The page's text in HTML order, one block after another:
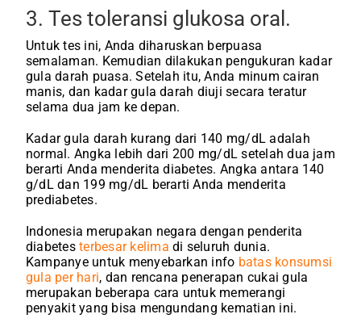
3. Tes toleransi glukosa oral.
Untuk tes ini, Anda diharuskan berpuasa
semalaman. Kemudian dilakukan pengukuran kadar
gula darah puasa. Setelah itu, Anda minum cairan
manis, dan kadar gula darah diuji secara teratur
selama dua jam ke depan.
Kadar gula darah kurang dari 140 mg/dL adalah
normal. Angka lebih dari 200 mg/dL setelah dua jam
berarti Anda menderita diabetes. Angka antara 140
g/dL dan 199 mg/dL berarti Anda menderita
prediabetes.
Indonesia merupakan negara dengan penderita
diabetesterbesar kelima di seluruh dunia.
Kampanye untuk menyebarkan info batas konsumsi
gula per hari, dan rencana penerapan cukai gula
merupakan beberapa cara untuk memerangi
penyakit yang bisa mengundang kematian ini.